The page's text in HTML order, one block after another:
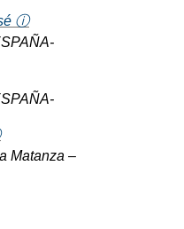
ⓘ
Matanza –